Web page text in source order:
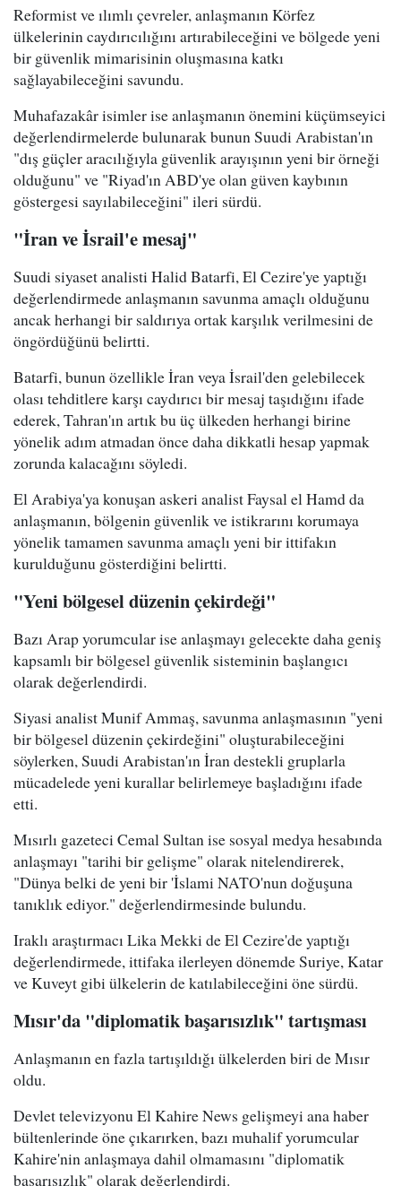
Reformist ve ılımlı çevreler, anlaşmanın Körfez
ülkelerinin caydırıcılığını artırabileceğini ve bölgede yeni
bir güvenlik mimarisinin oluşmasına katkı
sağlayabileceğini savundu.
Muhafazakâr isimler ise anlaşmanın önemini küçümseyici
değerlendirmelerde bulunarak bunun Suudi Arabistan'ın
"dış güçler aracılığıyla güvenlik arayışının yeni bir örneği
olduğunu" ve "Riyad'ın ABD'ye olan güven kaybının
göstergesi sayılabileceğini" ileri sürdü.
"İran ve İsrail'e mesaj"
Suudi siyaset analisti Halid Batarfi, El Cezire'ye yaptığı
değerlendirmede anlaşmanın savunma amaçlı olduğunu
ancak herhangi bir saldırıya ortak karşılık verilmesini de
öngördüğünü belirtti.
Batarfi, bunun özellikle İran veya İsrail'den gelebilecek
olası tehditlere karşı caydırıcı bir mesaj taşıdığını ifade
ederek, Tahran'ın artık bu üç ülkeden herhangi birine
yönelik adım atmadan önce daha dikkatli hesap yapmak
zorunda kalacağını söyledi.
El Arabiya'ya konuşan askeri analist Faysal el Hamd da
anlaşmanın, bölgenin güvenlik ve istikrarını korumaya
yönelik tamamen savunma amaçlı yeni bir ittifakın
kurulduğunu gösterdiğini belirtti.
"Yeni bölgesel düzenin çekirdeği"
Bazı Arap yorumcular ise anlaşmayı gelecekte daha geniş
kapsamlı bir bölgesel güvenlik sisteminin başlangıcı
olarak değerlendirdi.
Siyasi analist Munif Ammaş, savunma anlaşmasının "yeni
bir bölgesel düzenin çekirdeğini" oluşturabileceğini
söylerken, Suudi Arabistan'ın İran destekli gruplarla
mücadelede yeni kurallar belirlemeye başladığını ifade
etti.
Mısırlı gazeteci Cemal Sultan ise sosyal medya hesabında
anlaşmayı "tarihi bir gelişme" olarak nitelendirerek,
"Dünya belki de yeni bir 'İslami NATO'nun doğuşuna
tanıklık ediyor." değerlendirmesinde bulundu.
Iraklı araştırmacı Lika Mekki de El Cezire'de yaptığı
değerlendirmede, ittifaka ilerleyen dönemde Suriye, Katar
ve Kuveyt gibi ülkelerin de katılabileceğini öne sürdü.
Mısır'da "diplomatik başarısızlık" tartışması
Anlaşmanın en fazla tartışıldığı ülkelerden biri de Mısır
oldu.
Devlet televizyonu El Kahire News gelişmeyi ana haber
bültenlerinde öne çıkarırken, bazı muhalif yorumcular
Kahire'nin anlaşmaya dahil olmamasını "diplomatik
başarısızlık" olarak değerlendirdi.